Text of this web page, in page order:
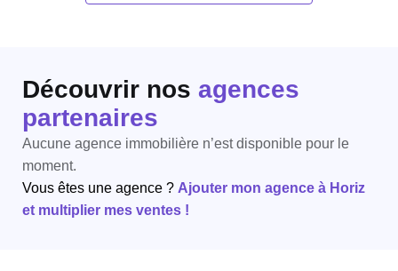
Découvrir nos agences
partenaires
Aucune agence immobilière n’est disponible pour le
moment.
Vous êtes une agence ? Ajouter mon agence à Horiz
et multiplier mes ventes !